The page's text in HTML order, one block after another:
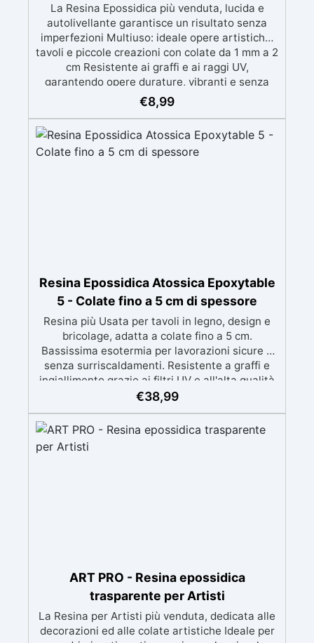
La Resina Epossidica più venduta, lucida e
autolivellante garantisce un risultato senza
imperfezioni Multiuso: ideale opere artistiche,
tavoli e piccole creazioni con colate da 1 mm a 2
cm Resistente ai graffi e ai raggi UV,
garantendo opere durature, vibranti e senza
ingiallimenti nel tempo Bassa viscosità e
formula anti-bolle per risultati impeccabili,
Certificata Atossica post catalisi per contatto
con la pelle, BPA free e VoC Free
€8,99
Resina Epossidica Atossica Epoxytable
5 - Colate fino a 5 cm di spessore
Resina più Usata per tavoli in legno, design e
bricolage, adatta a colate fino a 5 cm.
Bassissima esotermia per lavorazioni sicure e
senza surriscaldamenti. Resistente a graffi e
ingiallimento grazie ai filtri UV e all'alta qualità
meccanica. Bassa viscosità per eliminare bolle
BPA/VOC free e certificata per il contatto
prolungato con la pelle.
€38,99
ART PRO - Resina epossidica
trasparente per Artisti
La Resina per Artisti più venduta, dedicata alle
decorazioni ed alle colate artistiche Ideale per